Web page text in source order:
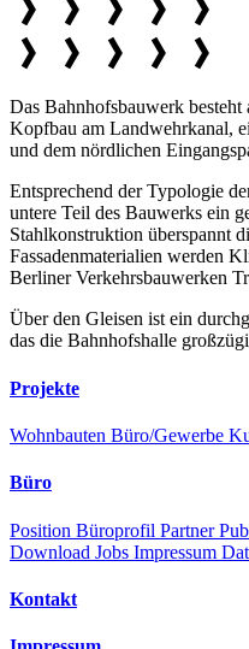
Das Bahnhofsbauwerk
Kopfbau am Landwehrkanal,
und dem nördlichen
Entsprechend der Typologie
untere Teil des Bauwerks ein
Stahlkonstruktion überspannt
Fassadenmaterialien werden
Berliner Verkehrsbauwerken
Über den Gleisen ist ein
das die Bahnhofshalle
Projekte
Wohnbauten Büro/Gewerbe
Büro
Position Büroprofil Partner
Download Jobs Impressum
Kontakt